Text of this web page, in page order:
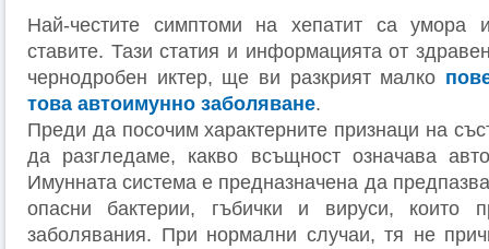
Най-честите симптоми на хепатит са умора
ставите. Тази статия и информацията от
чернодробен иктер, ще ви разкрият малко
това автоимунно заболяване.
Преди да посочим характерните признаци на
да разгледаме, какво всъщност означава
Имунната система е предназначена да
опасни бактерии, гъбички и вируси, които
заболявания. При нормални случаи, тя не